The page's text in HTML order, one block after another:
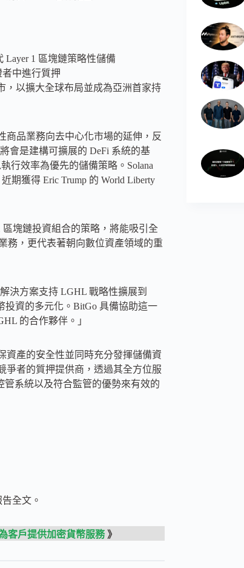
Layer 1 區塊鏈策略性儲備
者中進行質押
，以擴大全球布局並成為亞洲首家持
商品業務向去中心化市場的延伸，反
會是建構可擴展的 DeFi 系統的基
行效率為優先的儲備策略。Solana
期獲得 Eric Trump 的 World Liberty
塊鏈投資組合的策略，將能吸引全
務，更代表著朝向數位資產領域的重
決方案支持 LGHL 戰略性擴展到
投資的多元化。BitGo 具備協助這一
的合作夥伴。」
資產的安全性並同時充分發揮儲備資
爭者的質押提供商，透過其全方位服
系統以及符合監管的優勢來有效的
全文。
客戶提供加密貨幣服務》